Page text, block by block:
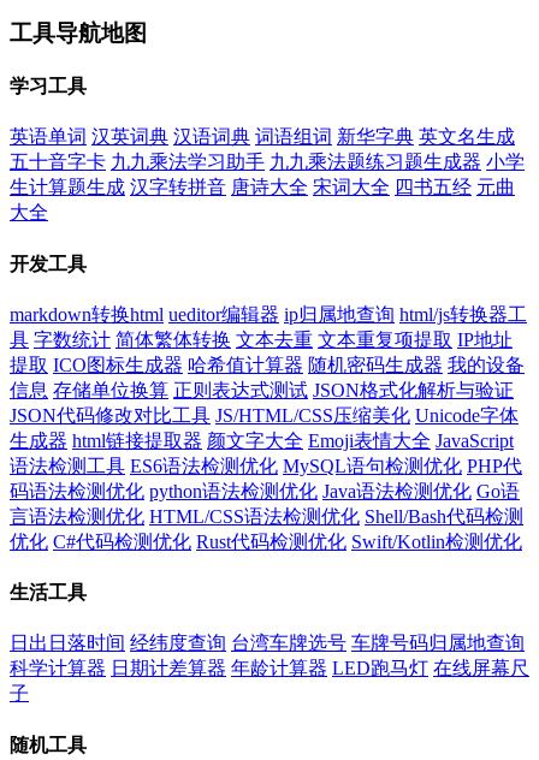
工具导航地图
学习工具
英语单词 汉英词典 汉语词典 词语组词 新华字典 英文名生成
五十音字卡 九九乘法学习助手 九九乘法题练习题生成器 小学
生计算题生成 汉字转拼音 唐诗大全 宋词大全 四书五经 元曲
大全
开发工具
markdown转换html ueditor编辑器 ip归属地查询 html/js转换器工
具 字数统计 简体繁体转换 文本去重 文本重复项提取 IP地址
提取 ICO图标生成器 哈希值计算器 随机密码生成器 我的设备
信息 存储单位换算 正则表达式测试 JSON格式化解析与验证
JSON代码修改对比工具 JS/HTML/CSS压缩美化 Unicode字体
生成器 html链接提取器 颜文字大全 Emoji表情大全 JavaScript
语法检测工具 ES6语法检测优化 MySQL语句检测优化 PHP代
码语法检测优化 python语法检测优化 Java语法检测优化 Go语
言语法检测优化 HTML/CSS语法检测优化 Shell/Bash代码检测
优化 C#代码检测优化 Rust代码检测优化 Swift/Kotlin检测优化
生活工具
日出日落时间 经纬度查询 台湾车牌选号 车牌号码归属地查询
科学计算器 日期计差算器 年龄计算器 LED跑马灯 在线屏幕尺
子
随机工具